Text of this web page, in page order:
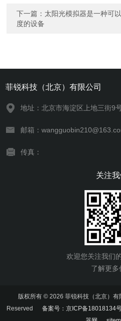
下一篇： 太阳光模拟器是一种可
度的设备
菲锐科技（北京）有限公司
地址：北京市海淀区上地三街9
邮箱：
传真：
关注
欢迎您关注我们
了解更多
版权所有 © 2026 菲锐科技（北京）
Reserved 备案号：京ICP备18018134